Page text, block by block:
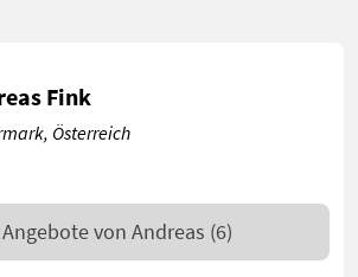
Fink
Österreich
von Andreas (6)